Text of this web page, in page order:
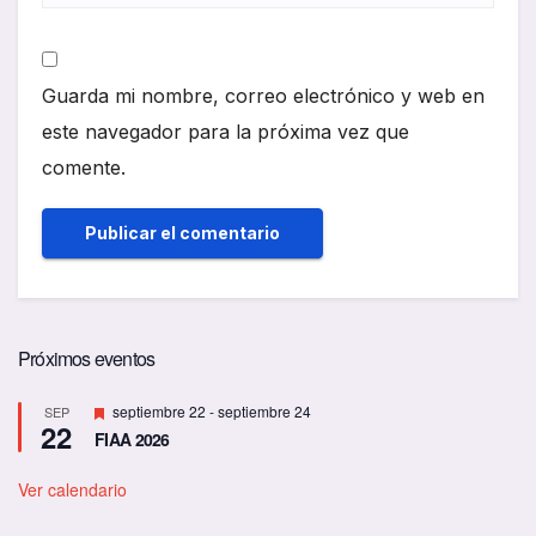
Guarda mi nombre, correo electrónico y web en
este navegador para la próxima vez que
comente.
Próximos eventos
SEP
22
D
e
s
a
septiembre 22 -septiembre 24
FIAA 2026
Ver calendario